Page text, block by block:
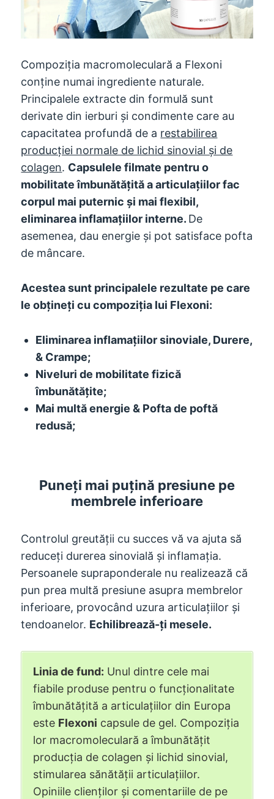
Compoziția macromoleculară a Flexoni
conține numai ingrediente naturale.
Principalele extracte din formulă sunt
derivate din ierburi și condimente care au
capacitatea profundă de a restabilirea
producției normale de lichid sinovial și de
colagen. Capsulele filmate pentru o
mobilitate îmbunătățită a articulațiilor fac
corpul mai puternic și mai flexibil,
eliminarea inflamațiilor interne. De
asemenea, dau energie și pot satisface pofta
de mâncare.
Acestea sunt principalele rezultate pe care
le obțineți cu compoziția lui Flexoni:
Eliminarea inflamațiilor sinoviale, Durere,
& Crampe;
Niveluri de mobilitate fizică
îmbunătățite;
Mai multă energie & Pofta de poftă
redusă;
Puneți mai puțină presiune pe
membrele inferioare
Controlul greutății cu succes vă va ajuta să
reduceți durerea sinovială și inflamația.
Persoanele supraponderale nu realizează că
pun prea multă presiune asupra membrelor
inferioare, provocând uzura articulațiilor și
tendoanelor. Echilibrează-ți mesele.
Linia de fund: Unul dintre cele mai
fiabile produse pentru o funcționalitate
îmbunătățită a articulațiilor din Europa
este Flexoni capsule de gel. Compoziția
lor macromoleculară a îmbunătățit
producția de colagen și lichid sinovial,
stimularea sănătății articulațiilor.
Opiniile clienților și comentariile de pe